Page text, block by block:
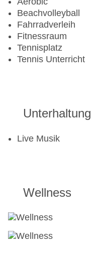
Beachvolleyball
Fahrradverleih
Fitnessraum
Tennisplatz
Tennis Unterricht
Unterhaltung
Live Musik
Wellness